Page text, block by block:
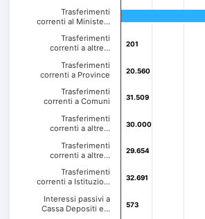
201
201
20.560
20.560
31.509
31.509
30.000
30.000
29.654
29.654
32.691
32.691
573
573
Trasferimenti
correnti al Ministe…
Trasferimenti
correnti a altre…
Trasferimenti
correnti a Province
Trasferimenti
correnti a Comuni
Trasferimenti
correnti a altre…
Trasferimenti
correnti a altre…
Trasferimenti
correnti a Istituzio…
Interessi passivi a
Cassa Depositi e…